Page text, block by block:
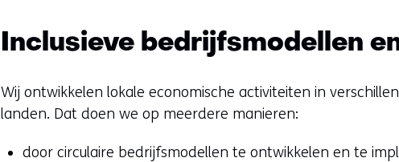
Inclusieve bedrijfsmodellen
Wij ontwikkelen lokale economische activiteiten in
landen. Dat doen we op meerdere manieren:
door circulaire bedrijfsmodellen te ontwikkelen en te